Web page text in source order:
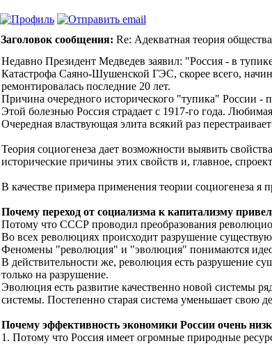
Заголовок сообщения: Re: Адекватная теория
Недавно Президент Медведев заявил: "Россия - в
Катастрофа Саяно-Шушенской ГЭС, скорее всего,
ремонтировалась последние 20 лет.
Причина очередного исторического "тупика" России -
Этой болезнью Россия страдает с 1917-го года.
Очередная властвующая элита всякий раз
Теория социогенеза дает возможности выявить
исторические причины этих свойств и, главное,
В качестве примера применения теории социогенеза
Почему переход от социализма к капитализму
Потому что СССР проводил преобразования
Во всех революциях происходит разрушение
Феномены "революция" и "эволюция" понимаются
В действительности же, революция есть разрушение
только на разрушение.
Эволюция есть развитие качественно новой системы
системы. Постепенно старая система уменьшает свою
Почему эффективность экономики России очень
1. Потому что Россия имеет огромные природные